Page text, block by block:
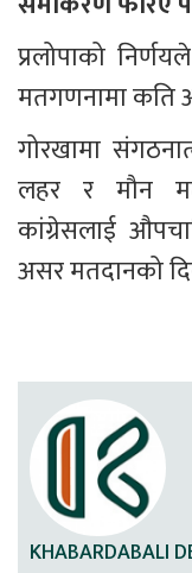
प्रलोपाको
मतगणनामा कति
गोरखामा
लहर र मौन
कांग्रेसलाई
असर मतदानको
KHABARDABALI